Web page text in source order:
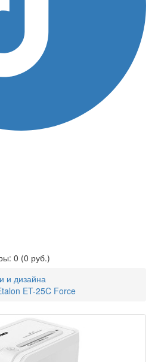
0 (0 руб.)
и дизайна
ET-25C Force